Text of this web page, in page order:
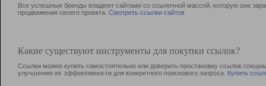
Все успешные бренды владеют сайтами со ссылочной массой, которую они
продвижения своего проекта. Смотреть ссылки сайтов
Какие существуют инструменты для покупки ссылок?
Ссылки можно купить самостоятельно или доверить простановку ссылок
улучшению их эффективности для конкретного поискового запроса. Купить